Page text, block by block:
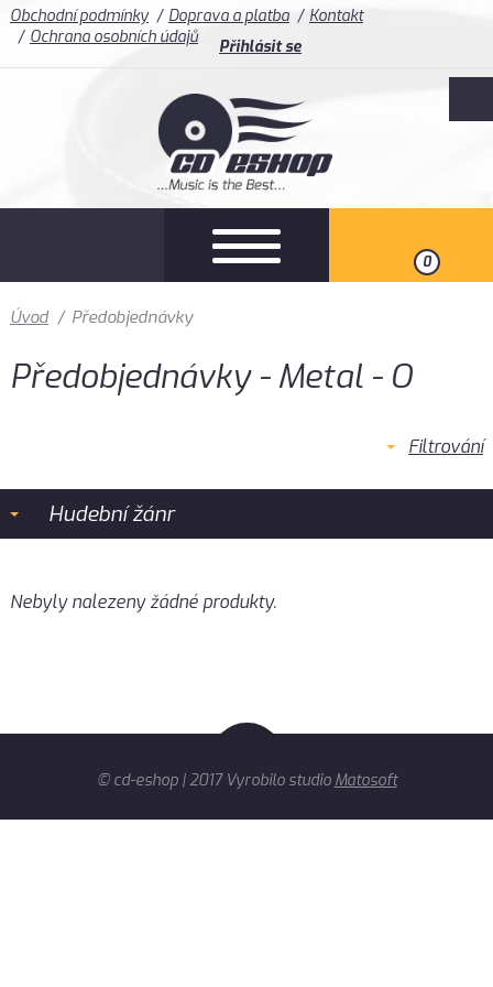
Obchodní podmínky Doprava a platba
Kontakt
Ochrana osobních údajů
Přihlásit se
0
Úvod / Předobjednávky
Předobjednávky - Metal - O
Filtrování
Hudební žánr
Nebyly nalezeny žádné produkty.
© cd-eshop | 2017 Vyrobilo studio Matosoft